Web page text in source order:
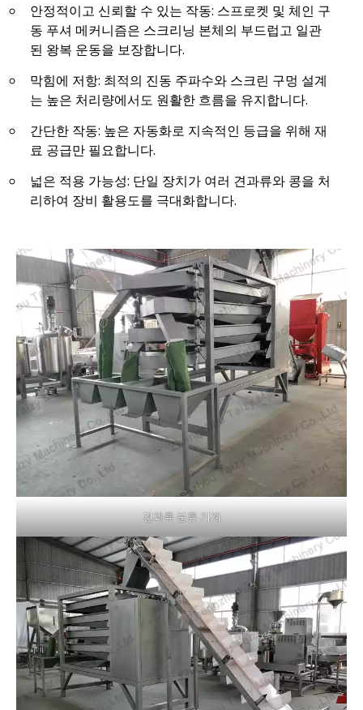
안정적이고 신뢰할 수 있는 작동: 스프로켓 및 체인 구
동 푸셔 메커니즘은 스크리닝 본체의 부드럽고 일관
된 왕복 운동을 보장합니다.
막힘에 저항: 최적의 진동 주파수와 스크린 구멍 설계
는 높은 처리량에서도 원활한 흐름을 유지합니다.
간단한 작동: 높은 자동화로 지속적인 등급을 위해 재
료 공급만 필요합니다.
넓은 적용 가능성: 단일 장치가 여러 견과류와 콩을 처
리하여 장비 활용도를 극대화합니다.
견과류 분류 기계